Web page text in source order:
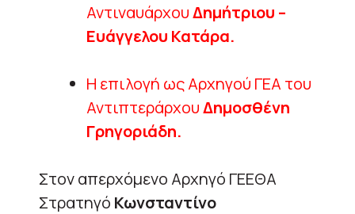
ΑντιναυάρχουΔημήτριου –
Ευάγγελου Κατάρα.
Η επιλογή ως Αρχηγού ΓΕΑ του
ΑντιπτεράρχουΔημοσθένη
Γρηγοριάδη.
Στον απερχόμενο Αρχηγό ΓΕΕΘΑ
Στρατηγό Κωνσταντίνο